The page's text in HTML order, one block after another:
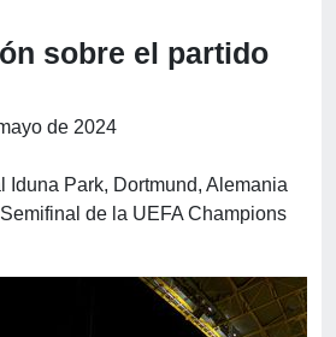
sobre el partido
de 2024
Iduna Park, Dortmund, Alemania
Semifinal de la UEFA Champions